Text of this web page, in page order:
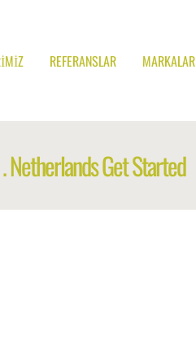
REFERANSLAR MARKALAR
Netherlands Get Started